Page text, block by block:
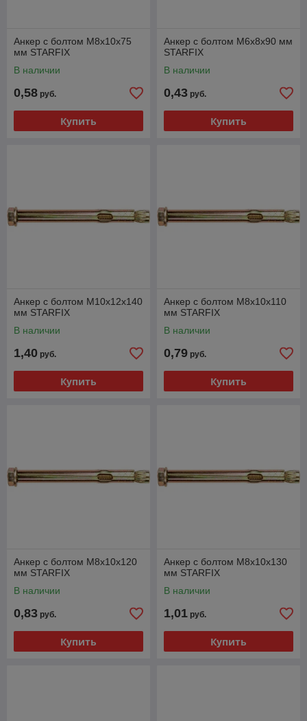
Анкер с болтом М8х10х75
мм STARFIX
В наличии
0,58 руб.
Купить
Анкер с болтом М6х8х90 мм
STARFIX
В наличии
0,43 руб.
Купить
Анкер с болтом М10х12х140
мм STARFIX
В наличии
1,40 руб.
Купить
Анкер с болтом М8х10х110
мм STARFIX
В наличии
0,79 руб.
Купить
Анкер с болтом М8х10х120
мм STARFIX
В наличии
0,83 руб.
Купить
Анкер с болтом М8х10х130
мм STARFIX
В наличии
1,01 руб.
Купить